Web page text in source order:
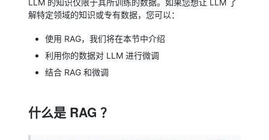
解特定领域的知识或专有数据，您可以：
使用 RAG，我们将在本节中介绍
利用你的数据对 LLM 进行微调
结合 RAG 和微调
什么是 RAG ？